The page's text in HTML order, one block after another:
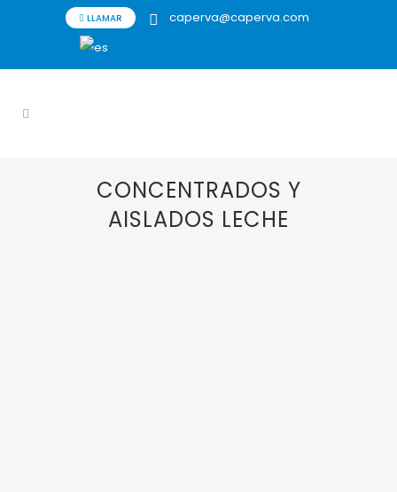
LLAMAR caperva@caperva.com
CONCENTRADOS Y
AISLADOS LECHE